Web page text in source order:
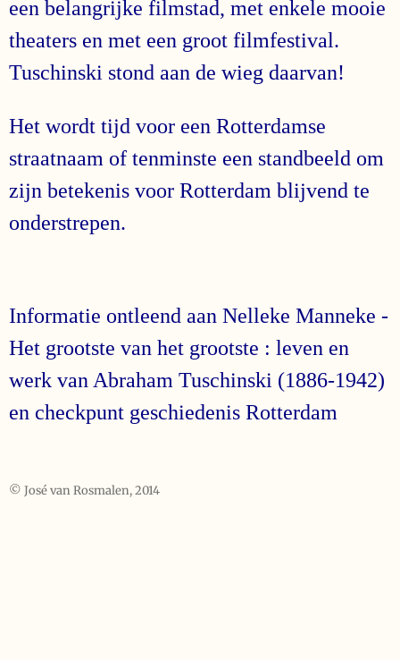
een belangrijke filmstad, met enkele mooie
theaters en met een groot filmfestival.
Tuschinski stond aan de wieg daarvan!
Het wordt tijd voor een Rotterdamse
straatnaam of tenminste een standbeeld om
zijn betekenis voor Rotterdam blijvend te
onderstrepen.
Informatie ontleend aan Nelleke Manneke -
Het grootste van het grootste : leven en
werk van Abraham Tuschinski (1886-1942)
en checkpunt geschiedenis Rotterdam
© José van Rosmalen, 2014